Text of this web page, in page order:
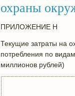
охраны
ПРИЛОЖЕНИЕ Н
Текущие затраты на
потребления по
миллионов рублей)